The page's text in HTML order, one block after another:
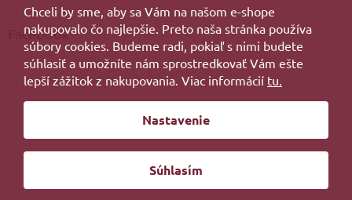
Chceli by sme, aby sa Vám na našom e-shope
nakupovalo čo najlepšie. Preto naša stránka používa
súbory cookies. Budeme radi, pokiaľ s nimi budete
súhlasiť a umožníte nám sprostredkovať Vám ešte
lepší zážitok z nakupovania. Viac informácií tu.
Nastavenie
Súhlasím
Facebook
Vytvoril Shoptet
Copyright 2026. Všetky práva vyhradené.
Redesign byFilipesmedia 🧡